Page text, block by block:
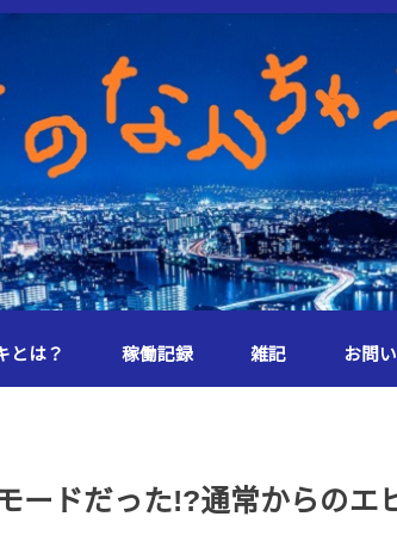
とは？ 稼働記録 雑記 お問
ードだった!?通常からのエ